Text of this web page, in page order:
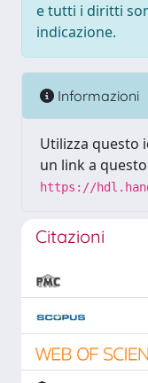
e tutti i diritti
indicazione.
Informazioni
Utilizza questo
un link a
https://
Citazioni